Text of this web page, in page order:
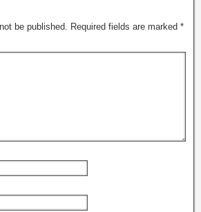
be published. Required fields are marked *